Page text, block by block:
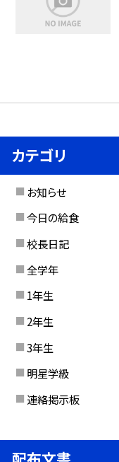
カテゴリ
お知らせ
今日の給食
校長日記
全学年
1年生
2年生
3年生
明星学級
連絡掲示板